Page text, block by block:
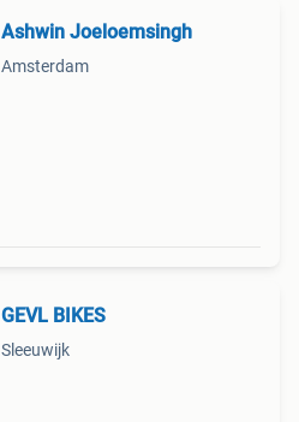
Ashwin Joeloemsingh
Amsterdam
GEVL BIKES
Sleeuwijk